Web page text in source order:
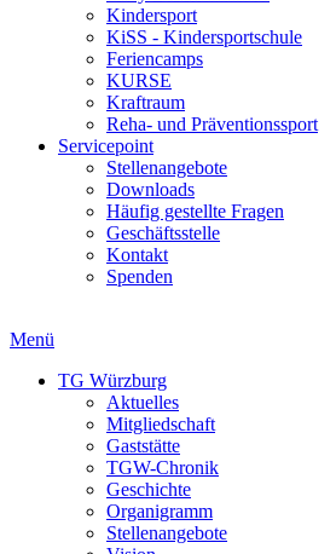
Kindersport
KiSS - Kindersportschule
Feriencamps
KURSE
Kraftraum
Reha- und Präventionssport
Servicepoint
Stellenangebote
Downloads
Häufig gestellte Fragen
Geschäftsstelle
Kontakt
Spenden
Menü
TG Würzburg
Aktuelles
Mitgliedschaft
Gaststätte
TGW-Chronik
Geschichte
Organigramm
Stellenangebote